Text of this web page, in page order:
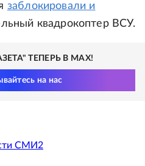
заблокировали и
квадрокоптер ВСУ.
ТЕПЕРЬ В MAX!
на нас
СМИ2